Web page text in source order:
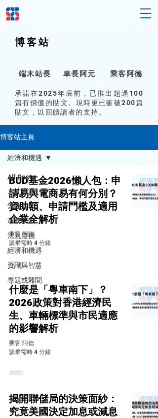
博客站
端木站長 車長阿元 乘客阿德
承諾在2025年底前，已推出超過100
篇有價值的貼文。現時更已衝破200篇
貼文，以回饋讀者的支持。
博客站主頁
All Posts
人才資源
營運管理
市務策劃
法規遵循
經濟和機遇
資識與智慧
專題或雜聞
經濟和機遇
BUD基金2026懶人包：申
請易與電商易有何分別？
資助額、申請門檻及適用
企業全解析
乘客 阿德
讀畢需時 4 分鐘
什麼是「粵車南下」？
2026政策對香港經濟民
生、車輛標準與市民適應
的影響解析
乘客 阿德
讀畢需時 4 分鐘
揭開聯儲局的決策面紗：
究竟美國決定加息或減息